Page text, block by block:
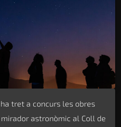
tret a concurs les obres
mirador astronòmic al Coll de